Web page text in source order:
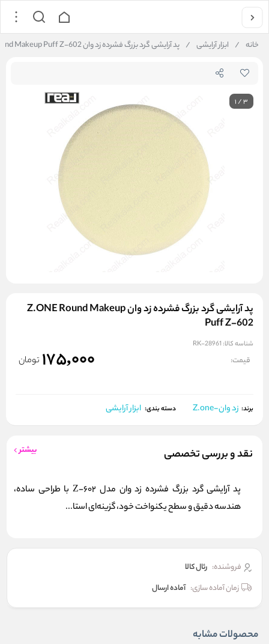
خانه / ابزار آرایشی / پد آرایشی گرد بزرگ فشرده زد وان Z.ONE Round Makeup Puff Z-602
1/3
پد آرایشی گرد بزرگ فشرده زد وان Z.ONE Round Makeup
Puff Z-602
شناسه کالا: RK-28961
قیمت: 175,000 تومان
برند: زد وان-Z.one دسته بندی: ابزار آرایشی
نقد و بررسی تخصصی بیشتر
پد آرایشی گرد بزرگ فشرده زد وان مدل Z-602 با طراحی ساده،
هندسه دقیق و سطح یکنواخت خود، گزینه‌ای استا...
فروشنده: رئال كالا
زمان آماده سازی: آماده ارسال
محصولات مشابه